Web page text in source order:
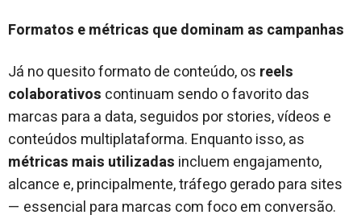
Formatos e métricas que dominam as campanhas
Já no quesito formato de conteúdo, os reels
colaborativos continuam sendo o favorito das
marcas para a data, seguidos por stories, vídeos e
conteúdos multiplataforma. Enquanto isso, as
métricas mais utilizadas incluem engajamento,
alcance e, principalmente, tráfego gerado para sites
— essencial para marcas com foco em conversão.